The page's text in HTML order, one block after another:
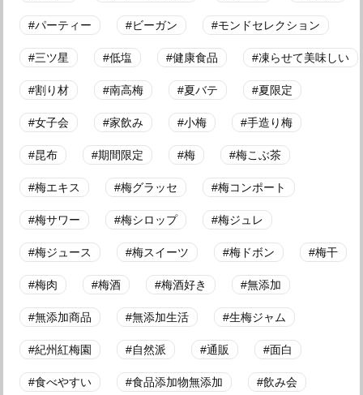
パーティー ビーガン モンドセレクション
三ツ星 低塩 健康食品 凍らせて美味しい
割り材 南高梅 夏バテ 夏限定
女子会 家飲み 小梅 手造り梅
昆布 期間限定 梅 梅こぶ茶
梅エキス 梅グラッセ 梅コンポート
梅サワー 梅シロップ 梅ジュレ
梅ジュース 梅スイーツ 梅ドボン 梅干
梅肉 梅酒 梅酒好き 無添加
無添加商品 無添加生活 生梅ジャム
紀州紅梅園 自然派 通販 面白
食べやすい 食品添加物無添加 飲み会